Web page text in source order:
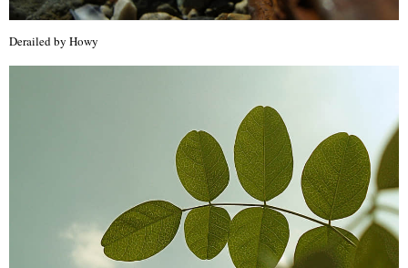
Derailed by Howy